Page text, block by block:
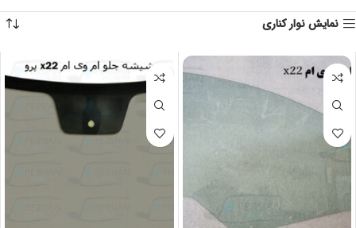
نمایش نوار کناری